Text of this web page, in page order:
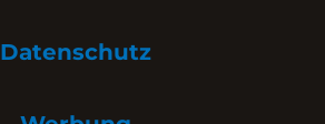
Datenschutz